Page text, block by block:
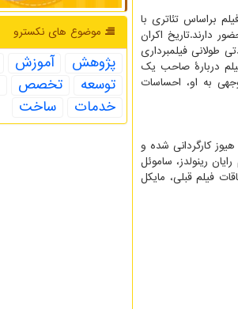
براساس تئاتری با
دارند.تاریخ اکران
ساخت این فیلم از سال ۲۰۰۸ آغاز شد و پس از مدتی طولانی فیلمبرداری
فیلم دربارهٔ صاحب یک
به او، احساسات
کارگردانی شده و
مزدور محصول سال ۲۰۱۷ است. ستاره‌های فیلم رایان رینولدز، ساموئل
فیلم قبلی، مایکل
موضوع های نكسترو
پژوهش آموزش
توسعه
تخصص
خدمات
ساخت